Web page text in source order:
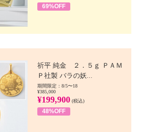
69%OFF
祈平 純金 ２．５ｇ ＰＡＭ
Ｐ社製 バラの妖...
期間限定：8/5〜18
¥385,000
¥199,900 (税込)
48%OFF